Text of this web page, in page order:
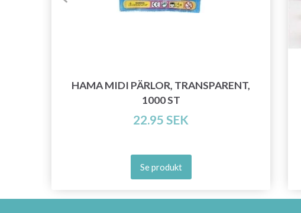
HAMA MIDI PÄRLOR, TRANSPARENT,
1000 ST
22.95 SEK
Se produkt